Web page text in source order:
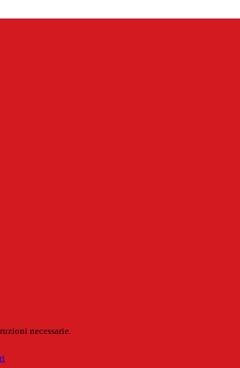
necessarie.